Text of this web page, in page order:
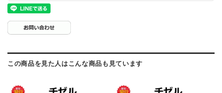
この商品を見た人はこんな商品も見ています